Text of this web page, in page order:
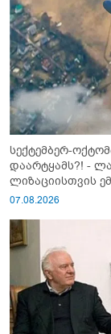
სექტემბერ-
დაარტყამს?! -
ლიზაციისთვის
გაიწვიონ ომში"
07.08.2026